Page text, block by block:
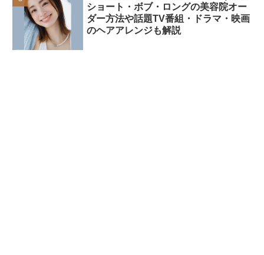
ショート・ボブ・ロングの美容院オー
ダー方法や話題TV番組・ドラマ・映画
のヘアアレンジも解説